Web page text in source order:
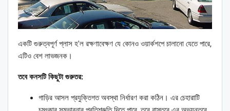
একটি গুরুত্বপূর্ণ প্লাস হ'ল রক্ষণাবেক্ষণ যে কোনও ওয়ার্কশপে চালানো যেতে পারে,
এটিও বেশ লাভজনক।
তবে কনসটি কিছুটা গুরুতর:
গাড়ির আসল প্রযুক্তিগত অবস্থা নির্ধারণ করা কঠিন। এর চেহারাটি